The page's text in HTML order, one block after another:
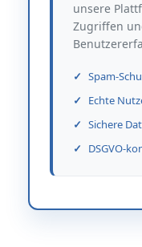
unsere
Zugriffen
Spam-
Echte
Sichere
DSGVO-